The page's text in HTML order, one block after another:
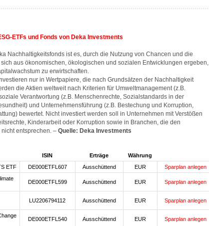
ETFs und Fonds von Deka Investments
Nachhaltigkeitsfonds ist es, durch die Nutzung von Chancen und die
aus ökonomischen, ökologischen und sozialen Entwicklungen ergeben,
zu erwirtschaften.
nur in Wertpapiere, die nach Grundsätzen der Nachhaltigkeit
die Aktien weltweit nach Kriterien für Umweltmanagement (z.B.
Verantwortung (z.B. Menschenrechte, Sozialstandards in der
und Unternehmensführung (z.B. Bestechung und Korruption,
bewertet. Nicht investiert werden soll in Unternehmen mit Verstößen
Kinderarbeit oder Korruption sowie in Branchen, die den
entsprechen. – Quelle: Deka Investments
ISIN Erträge
Währung
ETF
DE000ETFL607 Ausschüttend EUR
Sparplan anlegen
DE000ETFL599 Ausschüttend EUR Sparplan anlegen
LU2206794112 Ausschüttend EUR Sparplan anlegen
DE000ETFL540 Ausschüttend EUR Sparplan anlegen